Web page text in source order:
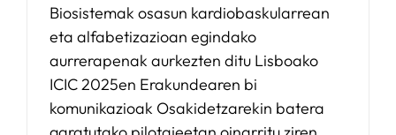
Biosistemak osasun kardiobaskularrean
eta alfabetizazioan egindako
aurrerapenak aurkezten ditu Lisboako
ICIC 2025en Erakundearen bi
komunikazioak Osakidetzarekin batera